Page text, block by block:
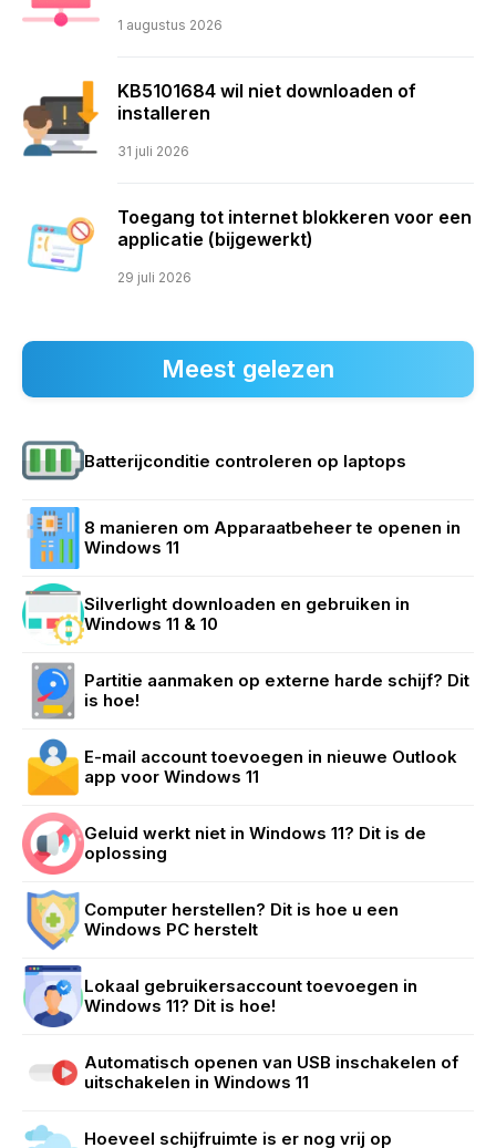
1 augustus 2026
KB5101684 wil niet downloaden of
installeren
31 juli 2026
Toegang tot internet blokkeren voor een
applicatie (bijgewerkt)
29 juli 2026
Meest gelezen
Batterijconditie controleren op laptops
8 manieren om Apparaatbeheer te openen in
Windows 11
Silverlight downloaden en gebruiken in
Windows 11 & 10
Partitie aanmaken op externe harde schijf? Dit
is hoe!
E-mail account toevoegen in nieuwe Outlook
app voor Windows 11
Geluid werkt niet in Windows 11? Dit is de
oplossing
Computer herstellen? Dit is hoe u een
Windows PC herstelt
Lokaal gebruikersaccount toevoegen in
Windows 11? Dit is hoe!
Automatisch openen van USB inschakelen of
uitschakelen in Windows 11
Hoeveel schijfruimte is er nog vrij op